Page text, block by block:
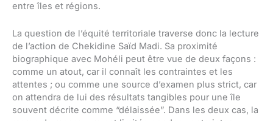
entre îles et régions.
La question de l’équité territoriale traverse donc la lecture
de l’action de Chekidine Saïd Madi. Sa proximité
biographique avec Mohéli peut être vue de deux façons :
comme un atout, car il connaît les contraintes et les
attentes ; ou comme une source d’examen plus strict, car
on attendra de lui des résultats tangibles pour une île
souvent décrite comme “délaissée”. Dans les deux cas, la